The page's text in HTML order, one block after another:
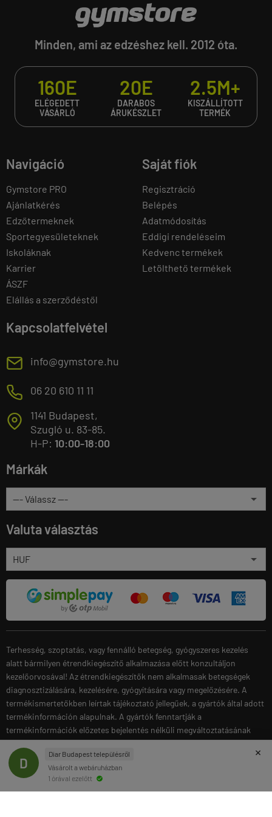
Minden, ami az edzéshez kell. 2012 óta.
160E
ELÉGEDETT
VÁSÁRLÓ
20E
DARABOS
ÁRUKÉSZLET
2.5M+
KISZÁLLÍTOTT
TERMÉK
Navigáció
Gymstore PRO
Ajánlatkérés
Edzőtermeknek
Sportegyesületeknek
Iskoláknak
Karrier
ÁSZF
Elállás a szerződéstől
Saját fiók
Regisztráció
Belépés
Adatmódosítás
Eddigi rendeléseim
Kedvenc termékek
Letölthető termékek
Kapcsolatfelvétel
E info@gymstore.hu
M 06 20 610 11 11
T
1141 Budapest,
Szugló u. 83-85.
H-P: 10:00-18:00
Márkák
Valuta választás
Terhesség, szoptatás, vagy fennálló betegség, gyógyszeres kezelés
alatt bármilyen étrendkiegészítő alkalmazása előtt konzultáljon
kezelőorvosával! Az étrendkiegészítők nem alkalmasak betegségek
diagnosztizálására, kezelésére, gyógyítására vagy megelőzésére. A
termékismertetőkben leírtak tájékoztató jellegűek, a gyártók által adott
termékinformáción alapulnak. A gyártók fenntartják a
termékinformációk előzetes bejelentés nélküli megváltoztatásának
jogát.
gymstore.hu -Gymstore Hungary
×
D
Diar Budapest településről
Vásárolt a webáruházban
1 órával ezelőtt
